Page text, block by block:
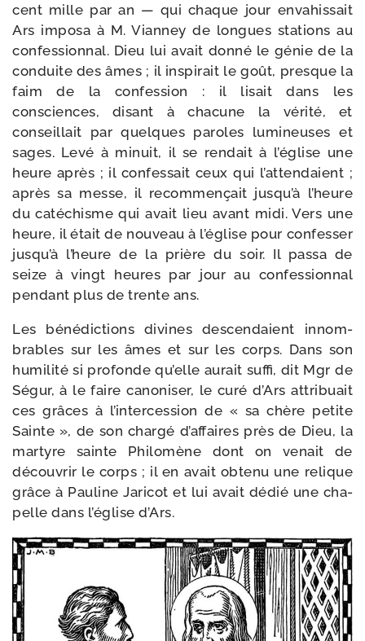
cent mille par an — qui chaque jour enva­his­sait
Ars impo­sa à M. Vianney de longues sta­tions au
confes­sion­nal. Dieu lui avait don­né le génie de la
conduite des âmes ; il ins­pi­rait le goût, presque la
faim de la confes­sion : il lisait dans les
consciences, disant à cha­cune la véri­té, et
conseillait par quelques paroles lumi­neuses et
sages. Levé à minuit, il se ren­dait à l’église une
heure après ; il confes­sait ceux qui l’attendaient ;
après sa messe, il recom­men­çait jusqu’à l’heure
du caté­chisme qui avait lieu avant midi. Vers une
heure, il était de nou­veau à l’église pour confes­ser
jusqu’à l’heure de la prière du soir. Il pas­sa de
seize à vingt heures par jour au confes­sionnal
pen­dant plus de trente ans.
Les béné­dic­tions divines des­cen­daient innom­
brables sur les âmes et sur les corps. Dans son
humi­li­té si pro­fonde qu’elle aurait suf­fi, dit Mgr de
Ségur, à le faire cano­ni­ser, le curé d’Ars attri­buait
ces grâces à l’intercession de « sa chère petite
Sainte », de son char­gé d’affaires près de Dieu, la
mar­tyre sainte Philomène dont on venait de
décou­vrir le corps ; il en avait obte­nu une relique
grâce à Pau­line Jaricot et lui avait dédié une cha­
pelle dans l’é­glise d’Ars.